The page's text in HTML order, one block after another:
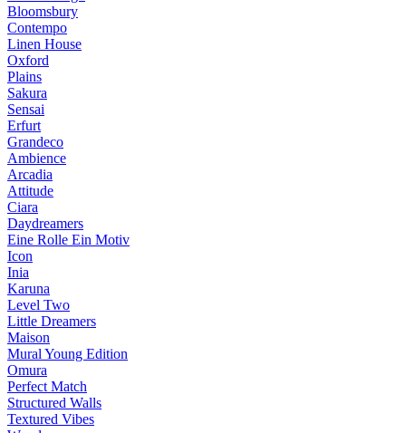
Bloomsbury
Contempo
Linen House
Oxford
Plains
Sakura
Sensai
Erfurt
Grandeco
Ambience
Arcadia
Attitude
Ciara
Daydreamers
Eine Rolle Ein Motiv
Icon
Inia
Karuna
Level Two
Little Dreamers
Maison
Mural Young Edition
Omura
Perfect Match
Structured Walls
Textured Vibes